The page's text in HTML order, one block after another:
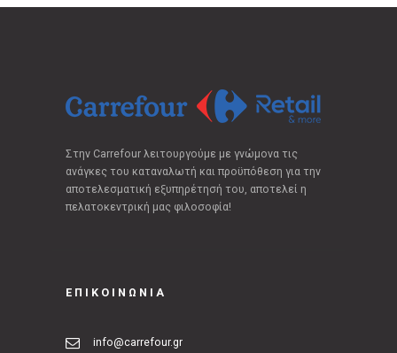
Στην Carrefour λειτουργούμε με γνώμονα τις
ανάγκες του καταναλωτή και προϋπόθεση για την
αποτελεσματική εξυπηρέτησή του, αποτελεί η
πελατοκεντρική μας φιλοσοφία!
ΕΠΙΚΟΙΝΩΝΙΑ
info@carrefour.gr